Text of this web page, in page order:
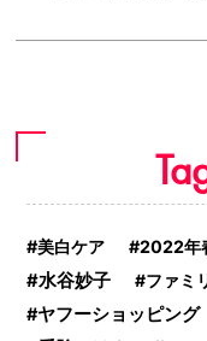
美白ケア 2022年
水谷妙子 ファミ
ヤフーショッピング